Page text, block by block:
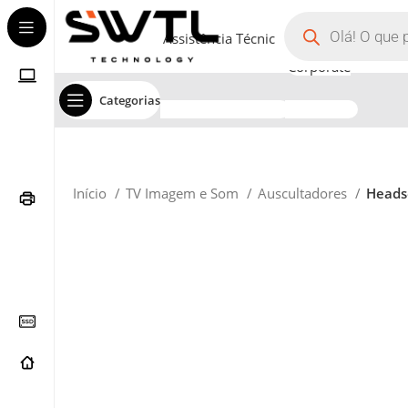
Categorias
Assistência Técnica
Corporate
Início TV Imagem e Som Auscultadores